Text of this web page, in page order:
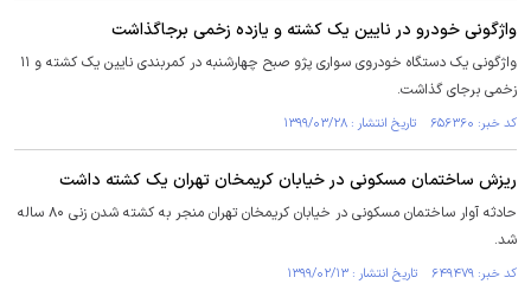
واژگونی خودرو در نایین یک کشته و یازده زخمی برجاگذاشت
واژگونی یک دستگاه خودروی سواری پژو صبح چهارشنبه در کمربندی نایین یک کشته و ۱۱
زخمی برجای گذاشت.
کد خبر: ۶۵۶۳۶۰ تاریخ انتشار : ۱۳۹۹/۰۳/۲۸
ریزش ساختمان مسکونی در خیابان کریمخان تهران یک کشته داشت
حادثه آوار ساختمان مسکونی در خیابان کریمخان تهران منجر به کشته شدن زنی ۸۰ ساله
شد.
کد خبر: ۶۴۹۴۷۹ تاریخ انتشار : ۱۳۹۹/۰۲/۱۳